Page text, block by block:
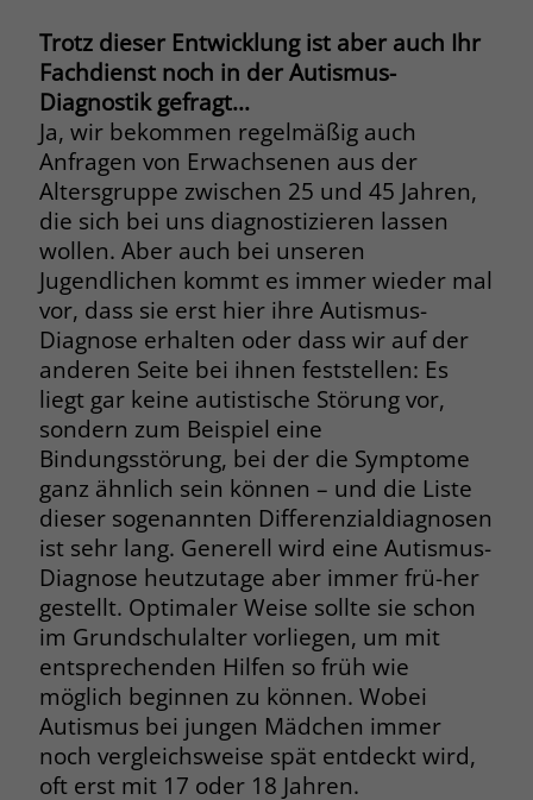
Trotz dieser Entwicklung ist aber auch Ihr
Fachdienst noch in der Autismus-
Diagnostik gefragt...
Ja, wir bekommen regelmäßig auch
Anfragen von Erwachsenen aus der
Altersgruppe zwischen 25 und 45 Jahren,
die sich bei uns diagnostizieren lassen
wollen. Aber auch bei unseren
Jugendlichen kommt es immer wieder mal
vor, dass sie erst hier ihre Autismus-
Diagnose erhalten oder dass wir auf der
anderen Seite bei ihnen feststellen: Es
liegt gar keine autistische Störung vor,
sondern zum Beispiel eine
Bindungsstörung, bei der die Symptome
ganz ähnlich sein können – und die Liste
dieser sogenannten Differenzialdiagnosen
ist sehr lang. Generell wird eine Autismus-
Diagnose heutzutage aber immer frü-her
gestellt. Optimaler Weise sollte sie schon
im Grundschulalter vorliegen, um mit
entsprechenden Hilfen so früh wie
möglich beginnen zu können. Wobei
Autismus bei jungen Mädchen immer
noch vergleichsweise spät entdeckt wird,
oft erst mit 17 oder 18 Jahren.
Zweck
Facebook platziert es, während ein
Verbraucher auf Facebook ist. Dieses
Cookie verfolgt die Besuche eines
Nutzers auf verschiedenen Websites
und meldet dieses Verhalten an
Facebook. Facebook kann dann die
gesammelten Daten nutzen, um den
Nutzer besser zu verstehen und
bessere, relevantere Werbung zu
zeigen. Das _fbp-Cookie sammelt keine
persönlich identifizierbaren
Informationen und wird von Facebook
nur platziert, um Daten an das
Unternehmen zurückzusenden.